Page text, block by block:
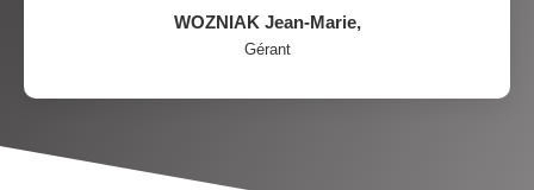
WOZNIAK Jean-Marie,
Gérant